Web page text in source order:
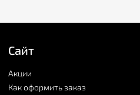
Сайт
Акции
Как оформить заказ